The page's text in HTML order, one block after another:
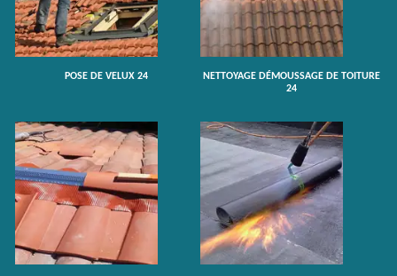
POSE DE VELUX 24
NETTOYAGE DÉMOUSSAGE DE TOITURE
24